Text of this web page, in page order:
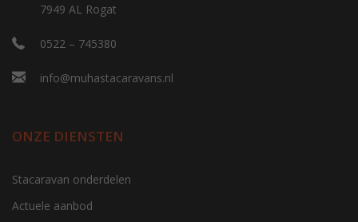
7949 AL Rogat
0522 – 745380
info@muhastacaravans.nl
ONZE DIENSTEN
Stacaravan onderdelen
Actuele aanbod